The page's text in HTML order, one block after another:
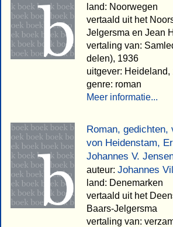
land: Noorwegen
vertaald uit het
Jelgersma en Jean
vertaling van:
delen), 1936
uitgever: Heideland,
genre: roman
Meer informatie...
Roman, gedichten,
von Heidenstam,
Johannes V.
auteur: Johannes
land: Denemarken
vertaald uit het
Baars-Jelgersma
vertaling van: